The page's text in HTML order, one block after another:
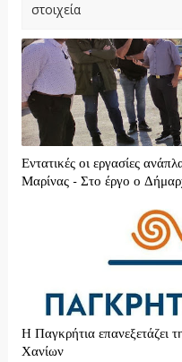
στοιχεία
Εντατικές οι εργασίες
Μαρίνας - Στο έργο ο
H Παγκρήτια επανεξετάζει
Χανίων